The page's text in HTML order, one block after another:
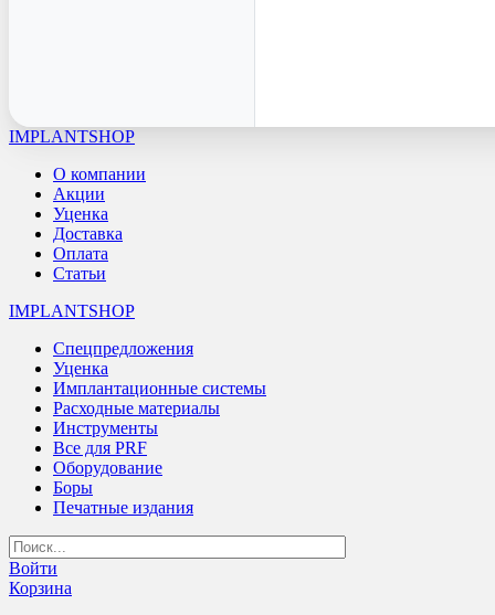
IMPLANTSHOP
О компании
Акции
Уценка
Доставка
Оплата
Статьи
IMPLANTSHOP
Спецпредложения
Уценка
Имплантационные системы
Расходные материалы
Инструменты
Все для PRF
Оборудование
Боры
Печатные издания
Войти
Корзина